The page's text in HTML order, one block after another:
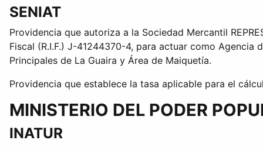
SENIAT
Providencia que autoriza a la Sociedad Mercantil
Fiscal (R.I.F.) J-41244370-4, para actuar como Agencia
Principales de La Guaira y Área de Maiquetía.
Providencia que establece la tasa aplicable para el
MINISTERIO DEL PODER
INATUR